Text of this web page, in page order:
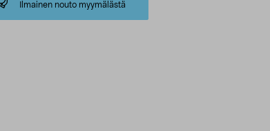
Ilmainen nouto myymälästä